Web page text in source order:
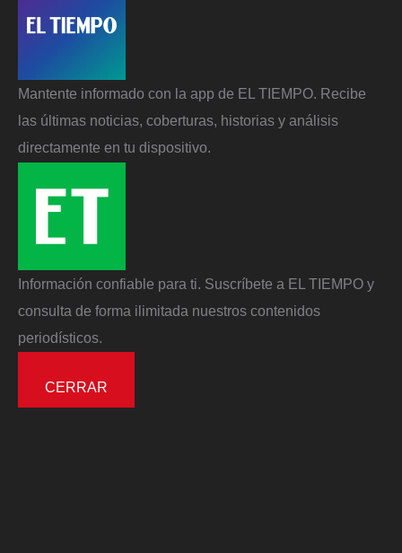
Mantente informado con la app de EL TIEMPO. Recibe
las últimas noticias, coberturas, historias y análisis
directamente en tu dispositivo.
Información confiable para ti. Suscríbete a EL TIEMPO y
consulta de forma ilimitada nuestros contenidos
periodísticos.
CERRAR